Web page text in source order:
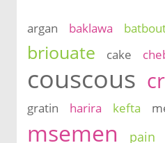
argan baklawa
briouate cake
couscous
gratin
harira kefta
msemen pain